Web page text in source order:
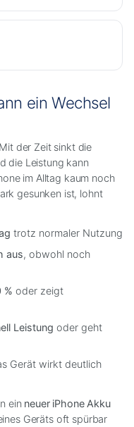
ein Wechsel
der Zeit sinkt die
die Leistung kann
im Alltag kaum noch
gesunken ist, lohnt
trotz normaler Nutzung
aus, obwohl noch
% oder zeigt
Leistung oder geht
Gerät wirkt deutlich
ein neuer iPhone Akku
Geräts oft spürbar